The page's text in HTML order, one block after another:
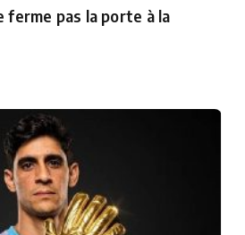
ferme pas la porte à la